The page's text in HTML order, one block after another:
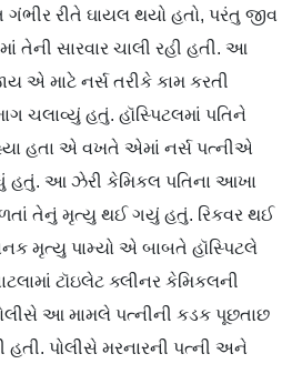
રીતે ઘાયલ થયો હતો, પરંતુ જીવ
તેની સારવાર ચાલી રહી હતી. આ
એ માટે નર્સ તરીકે કામ કરતી
ચલાવ્યું હતું. હૉસ્પિટલમાં પતિને
હતા એ વખતે એમાં નર્સ પત્નીએ
હતું. આ ઝેરી કેમિકલ પતિના આખા
વળતાં તેનું મૃત્યુ થઈ ગયું હતું. રિકવર થઈ
મૃત્યુ પામ્યો એ બાબતે હૉસ્પિટલે
ટૉઇલેટ ક્લીનર કેમિકલની
આ મામલે પત્નીની કડક પૂછતાછ
પોલીસે મરનારની પત્ની અને